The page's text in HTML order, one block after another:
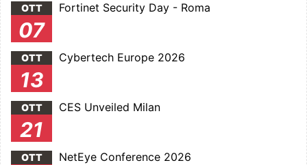
OTT
07
Fortinet Security Day - Roma
OTT
13
Cybertech Europe 2026
OTT
21
CES Unveiled Milan
OTT NetEye Conference 2026